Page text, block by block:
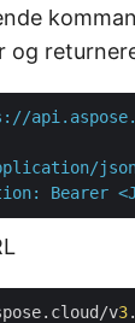
Bearer
v3.